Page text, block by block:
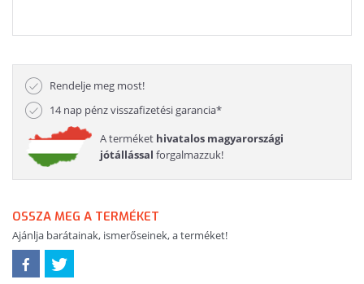
Rendelje meg most!
14 nap pénz visszafizetési garancia*
A terméket hivatalos magyarországi
jótállással forgalmazzuk!
OSSZA MEG A TERMÉKET
Ajánlja barátainak, ismerőseinek, a terméket!